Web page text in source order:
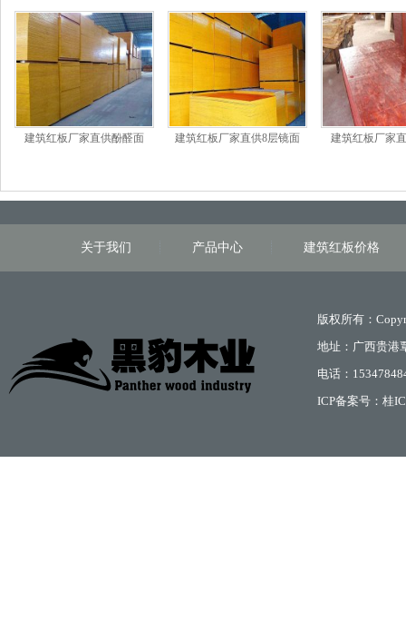
建筑红板厂家直供酚醛面 建筑红板厂家直供8层镜面 建筑红板厂家
关于我们 产品中心 建筑红板价格
版权所有：
地址：广西贵港
电话：
ICP备案号： 桂